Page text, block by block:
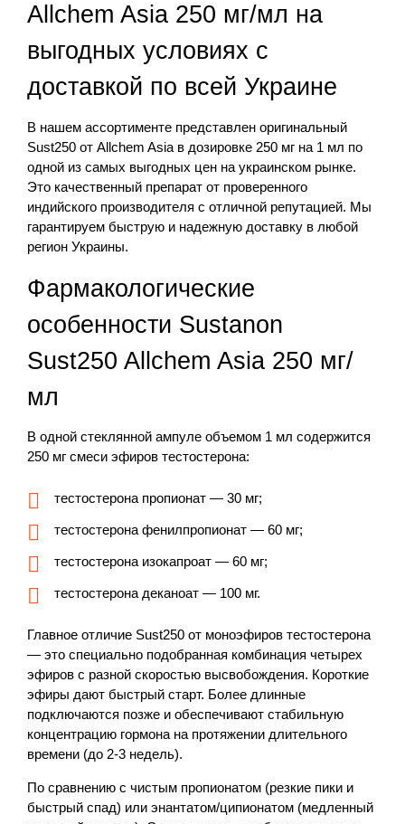
Allchem Asia 250 мг/мл на
выгодных условиях с
доставкой по всей Украине
В нашем ассортименте представлен оригинальный
Sust250 от Allchem Asia в дозировке 250 мг на 1 мл по
одной из самых выгодных цен на украинском рынке.
Это качественный препарат от проверенного
индийского производителя с отличной репутацией. Мы
гарантируем быструю и надежную доставку в любой
регион Украины.
Фармакологические
особенности Sustanon
Sust250 Allchem Asia 250 мг/
мл
В одной стеклянной ампуле объемом 1 мл содержится
250 мг смеси эфиров тестостерона:
тестостерона пропионат — 30 мг;
тестостерона фенилпропионат — 60 мг;
тестостерона изокапроат — 60 мг;
тестостерона деканоат — 100 мг.
Главное отличие Sust250 от моноэфиров тестостерона
— это специально подобранная комбинация четырех
эфиров с разной скоростью высвобождения. Короткие
эфиры дают быстрый старт. Более длинные
подключаются позже и обеспечивают стабильную
концентрацию гормона на протяжении длительного
времени (до 2-3 недель).
По сравнению с чистым пропионатом (резкие пики и
быстрый спад) или энантатом/ципионатом (медленный